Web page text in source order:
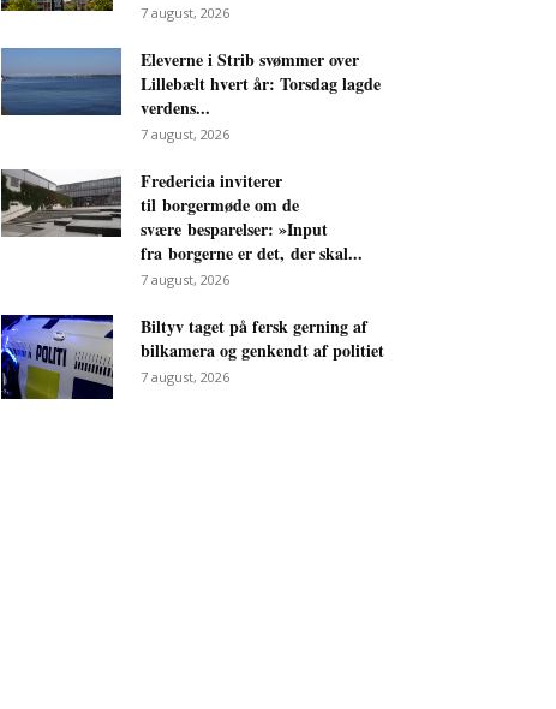
7 august, 2026
Eleverne i Strib svømmer over
Lillebælt hvert år: Torsdag lagde
verdens...
7 august, 2026
Fredericia inviterer
til borgermøde om de
svære besparelser: »Input
fra borgerne er det, der skal...
7 august, 2026
Biltyv taget på fersk gerning af
bilkamera og genkendt af politiet
7 august, 2026